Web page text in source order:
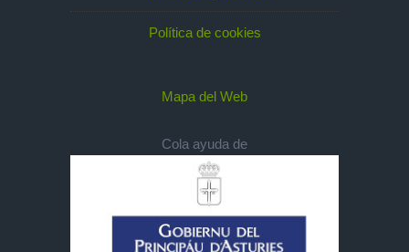
Política de cookies
Mapa del Web
Cola ayuda de